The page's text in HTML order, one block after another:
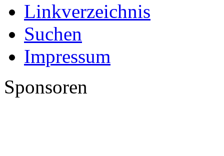
Linkverzeichnis
Suchen
Impressum
Sponsoren